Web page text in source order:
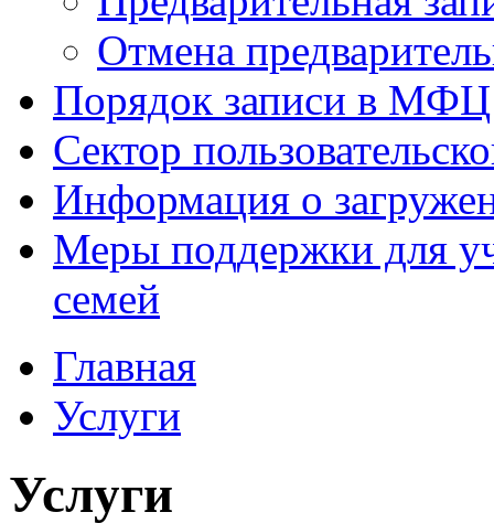
Отмена
Порядок записи в МФЦ
Сектор
Информация о
Меры поддержки для
семей
Главная
Услуги
Услуги